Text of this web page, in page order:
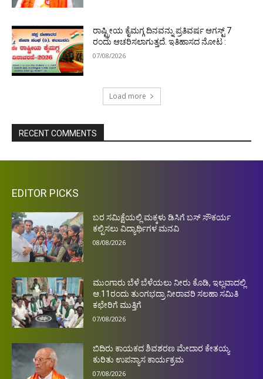
ರಾಷ್ಟ್ರೀಯ ಕೈಮಗ್ಗ ದಿನವನ್ನು ಪ್ರತಿವರ್ಷ ಆಗಸ್ಟ್ 7
ರಂದು ಆಚರಿಸಲಾಗುತ್ತದೆ. ಇತಿಹಾಸದ ನೋಟ :
07/08/2026
Load more
RECENT COMMENTS
EDITOR PICKS
ಬರ ಸಮಿಕ್ಷೆಯಲ್ಲಿ ಮಕ್ಕಳು ಡಿಸಿಗೆ ಬಸ್ ಸೌಕರ್ಯ
ಕಲ್ಪಿಸಲು ವಿದ್ಯಾರ್ಥಿಗಳ ಮನವಿ
08/08/2026
ಮುಂಗಾರು ಬೆಳೆ ಬೆಳೆಯಲು ನೀರು ಕೊಡಿ, ಇಲ್ಲವಾದಲ್ಲಿ
ಆ.11ರಂದು ತುಂಗಭದ್ರಾ ನೀರಾವರಿ ಸಲಹಾ ಸಮಿತಿ
ಕಛೇರಿಗೆ ಮುತ್ತಿಗೆ
07/08/2026
ಬಿದಿರು ಕಾಯಕದ ಶಿವಶರಣ ಮೇದಾರ ಕೇತಯ್ಯ
ಕುರಿತು ಉಪನ್ಯಾಸ ಕಾರ್ಯಕ್ರಮ
07/08/2026